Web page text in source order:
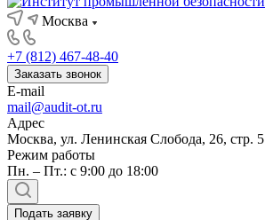
Москва
+7 (812) 467-48-40
Заказать звонок
E-mail
mail@audit-ot.ru
Адрес
Москва, ул. Ленинская Слобода, 26, стр. 5
Режим работы
Пн. – Пт.: с 9:00 до 18:00
Подать заявку